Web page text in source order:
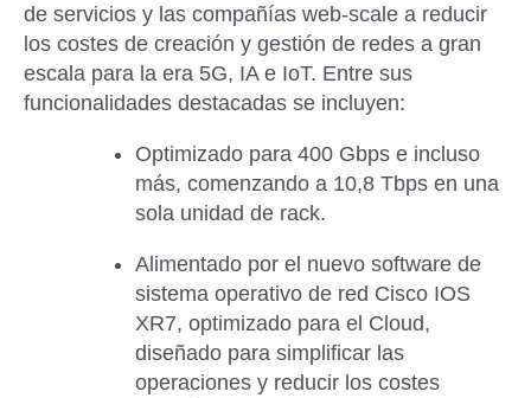
de servicios y las compañías web-scale a reducir
los costes de creación y gestión de redes a gran
escala para la era 5G, IA e IoT. Entre sus
funcionalidades destacadas se incluyen:
Optimizado para 400 Gbps e incluso
más, comenzando a 10,8 Tbps en una
sola unidad de rack.
Alimentado por el nuevo software de
sistema operativo de red Cisco IOS
XR7, optimizado para el Cloud,
diseñado para simplificar las
operaciones y reducir los costes